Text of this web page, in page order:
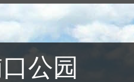
公园